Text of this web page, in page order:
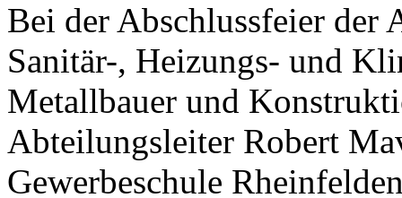
Bei der Abschlussfeier der
Sanitär-, Heizungs- und
Metallbauer und
Abteilungsleiter Robert
Gewerbeschule